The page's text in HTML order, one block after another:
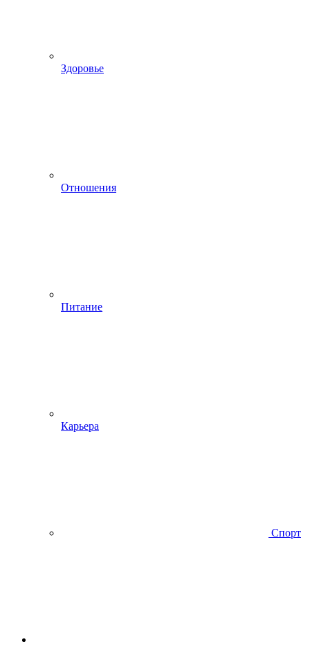
Здоровье
Отношения
Питание
Карьера
Спорт